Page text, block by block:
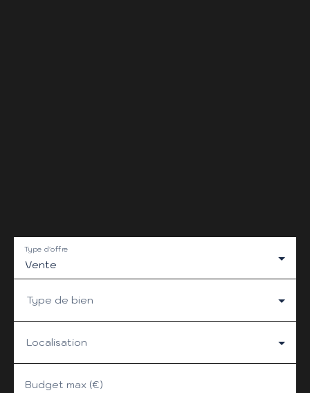
Vente
Type d'offre
Type de bien
Localisation
Budget max (€)